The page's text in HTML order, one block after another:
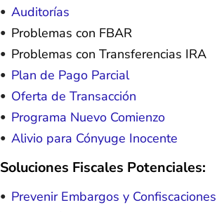
Auditorías
Problemas con FBAR
Problemas con Transferencias IRA
Plan de Pago Parcial
Oferta de Transacción
Programa Nuevo Comienzo
Alivio para Cónyuge Inocente
Soluciones Fiscales Potenciales:
Prevenir Embargos y Confiscaciones